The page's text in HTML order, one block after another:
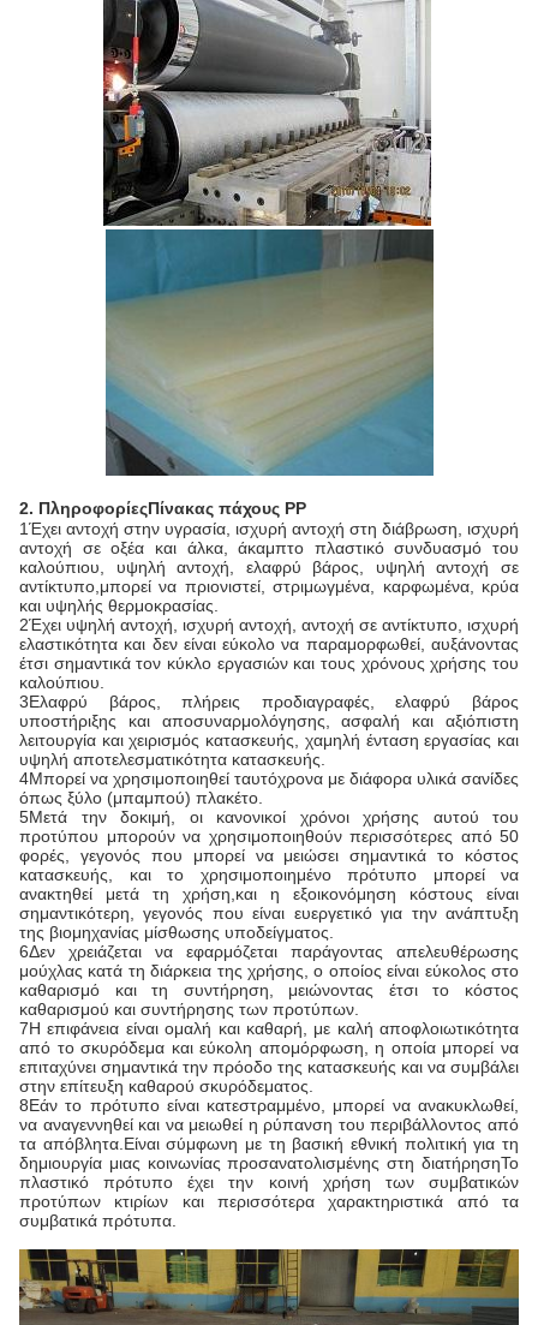
2. ΠληροφορίεςΠίνακας πάχους PP
1Έχει αντοχή στην υγρασία, ισχυρή αντοχή στη διάβρωση, ισχυρή
αντοχή σε οξέα και άλκα, άκαμπτο πλαστικό συνδυασμό του
καλούπιου, υψηλή αντοχή, ελαφρύ βάρος, υψηλή αντοχή σε
αντίκτυπο,μπορεί να πριονιστεί, στριμωγμένα, καρφωμένα, κρύα
και υψηλής θερμοκρασίας.
2Έχει υψηλή αντοχή, ισχυρή αντοχή, αντοχή σε αντίκτυπο, ισχυρή
ελαστικότητα και δεν είναι εύκολο να παραμορφωθεί, αυξάνοντας
έτσι σημαντικά τον κύκλο εργασιών και τους χρόνους χρήσης του
καλούπιου.
3Ελαφρύ βάρος, πλήρεις προδιαγραφές, ελαφρύ βάρος
υποστήριξης και αποσυναρμολόγησης, ασφαλή και αξιόπιστη
λειτουργία και χειρισμός κατασκευής, χαμηλή ένταση εργασίας και
υψηλή αποτελεσματικότητα κατασκευής.
4Μπορεί να χρησιμοποιηθεί ταυτόχρονα με διάφορα υλικά σανίδες
όπως ξύλο (μπαμπού) πλακέτο.
5Μετά την δοκιμή, οι κανονικοί χρόνοι χρήσης αυτού του
προτύπου μπορούν να χρησιμοποιηθούν περισσότερες από 50
φορές, γεγονός που μπορεί να μειώσει σημαντικά το κόστος
κατασκευής, και το χρησιμοποιημένο πρότυπο μπορεί να
ανακτηθεί μετά τη χρήση,και η εξοικονόμηση κόστους είναι
σημαντικότερη, γεγονός που είναι ευεργετικό για την ανάπτυξη
της βιομηχανίας μίσθωσης υποδείγματος.
6Δεν χρειάζεται να εφαρμόζεται παράγοντας απελευθέρωσης
μούχλας κατά τη διάρκεια της χρήσης, ο οποίος είναι εύκολος στο
καθαρισμό και τη συντήρηση, μειώνοντας έτσι το κόστος
καθαρισμού και συντήρησης των προτύπων.
7Η επιφάνεια είναι ομαλή και καθαρή, με καλή αποφλοιωτικότητα
από το σκυρόδεμα και εύκολη απομόρφωση, η οποία μπορεί να
επιταχύνει σημαντικά την πρόοδο της κατασκευής και να συμβάλει
στην επίτευξη καθαρού σκυρόδεματος.
8Εάν το πρότυπο είναι κατεστραμμένο, μπορεί να ανακυκλωθεί,
να αναγεννηθεί και να μειωθεί η ρύπανση του περιβάλλοντος από
τα απόβλητα.Είναι σύμφωνη με τη βασική εθνική πολιτική για τη
δημιουργία μιας κοινωνίας προσανατολισμένης στη διατήρησηΤο
πλαστικό πρότυπο έχει την κοινή χρήση των συμβατικών
προτύπων κτιρίων και περισσότερα χαρακτηριστικά από τα
συμβατικά πρότυπα.